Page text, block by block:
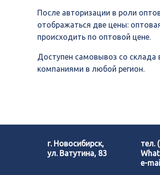
После авторизации в роли
отображаться две цены:
происходить по оптовой цене.
Доступен самовывоз со склада
компаниями в любой регион.
г. Новосибирск,
ул. Ватутина, 83
тел.
e-